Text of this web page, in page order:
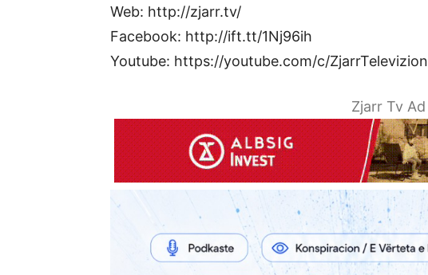
Web: http://zjarr.tv/
Facebook: http://ift.tt/1Nj96ih
Youtube: https://youtube.com/c/ZjarrTelevizion
Zjarr Tv Ad